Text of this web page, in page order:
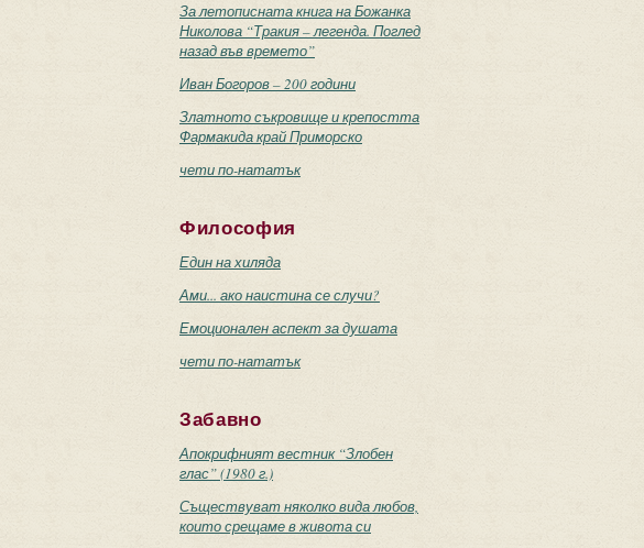
За летописната книга на Божанка
Николова “Тракия – легенда. Поглед
назад във времето”
Иван Богоров – 200 години
Златното съкровище и крепостта
Фармакида край Приморско
чети по-нататък
Философия
Един на хиляда
Ами... ако наистина се случи?
Емоционален аспект за душата
чети по-нататък
Забавно
Апокрифният вестник “Злобен
глас” (1980 г.)
Съществуват няколко вида любов,
които срещаме в живота си